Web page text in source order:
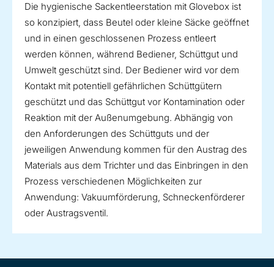
Die hygienische Sackentleerstation mit Glovebox ist
so konzipiert, dass Beutel oder kleine Säcke geöffnet
und in einen geschlossenen Prozess entleert
werden können, während Bediener, Schüttgut und
Umwelt geschützt sind. Der Bediener wird vor dem
Kontakt mit potentiell gefährlichen Schüttgütern
geschützt und das Schüttgut vor Kontamination oder
Reaktion mit der Außenumgebung. Abhängig von
den Anforderungen des Schüttguts und der
jeweiligen Anwendung kommen für den Austrag des
Materials aus dem Trichter und das Einbringen in den
Prozess verschiedenen Möglichkeiten zur
Anwendung: Vakuumförderung, Schneckenförderer
oder Austragsventil.